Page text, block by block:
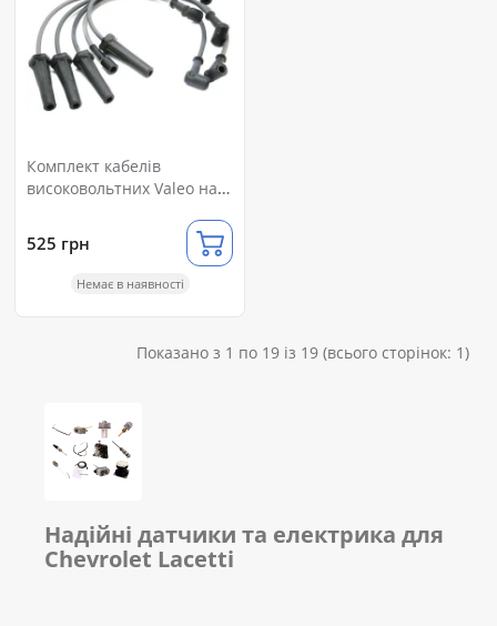
Комплект кабелів
високовольтних Valeo на
525 грн
Немає в наявності
Показано з 1 по 19 із 19 (всього сторінок: 1)
Надійні датчики та електрика для
Chevrolet Lacetti